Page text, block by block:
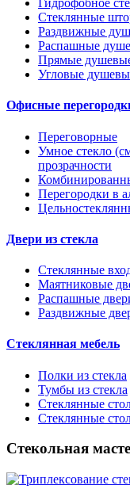
Гидрофобное
Стеклянные
Раздвижные
Распашные
Прямые
Угловые
Офисные
Переговорные
Умное стекло
прозрачности
Перегородки в
Двери из стекла
Стеклянные
Маятниковые
Распашные
Раздвижные
Стеклянная мебель
Полки из стекла
Тумбы из стекла
Стеклянные
Стеклянные
Стекольная